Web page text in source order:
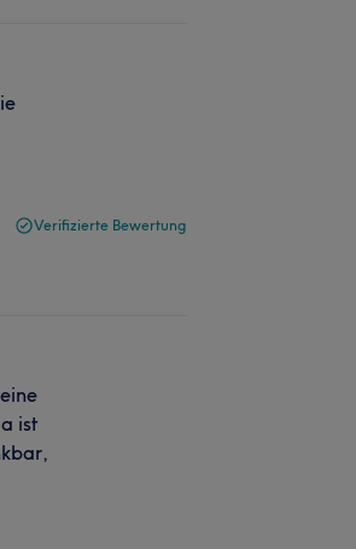
Verifizierte Bewertung
ist